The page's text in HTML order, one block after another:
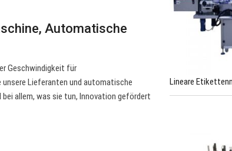
Automatische
Geschwindigkeit für
Lieferanten und automatische
allem, was sie tun, Innovation gefördert
Lineare